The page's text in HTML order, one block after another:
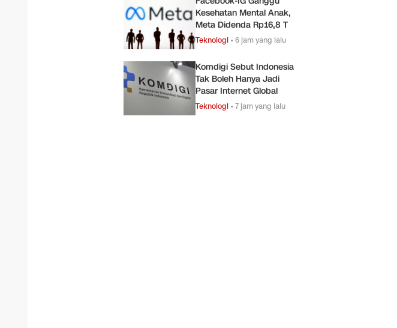
Kesehatan Mental Anak,
Meta Didenda Rp16,8 T
Teknologi •6 jam yang lalu
Komdigi Sebut Indonesia
Tak Boleh Hanya Jadi
Pasar Internet Global
Teknologi •7 jam yang lalu